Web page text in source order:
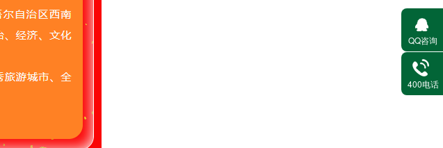
QQ咨询
400电话